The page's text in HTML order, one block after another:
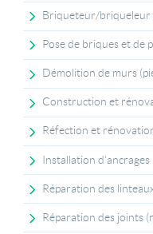
Briqueteur/briqueleur
Pose de briques et de
Démolition de murs
Construction et
Réfection et
Installation d'ancrages
Réparation des
Réparation des joints